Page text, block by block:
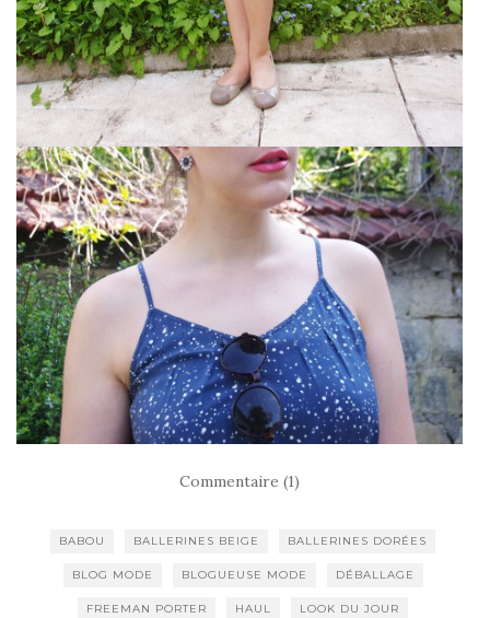
Commentaire (1)
BABOU BALLERINES BEIGE BALLERINES DORÉES
BLOG MODE BLOGUEUSE MODE DÉBALLAGE
FREEMAN PORTER HAUL LOOK DU JOUR